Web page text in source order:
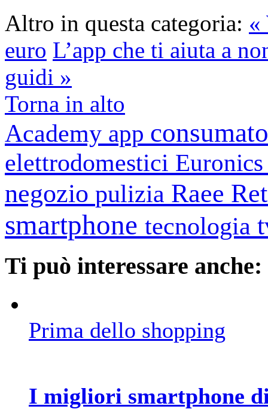
Altro in questa categoria: «
euro L’app che ti aiuta a
guidi »
Torna in alto
Academy app
elettrodomestici
negozio pulizia Raee
smartphone tecnologia
Ti può interessare anche:
Prima dello shopping
I migliori smartphone